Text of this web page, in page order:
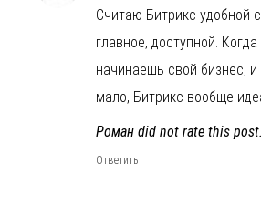
Считаю Битрикс удобной
главное, доступной. Когда
начинаешь свой бизнес, и
мало, Битрикс вообще
Роман did not rate this post.
Ответить